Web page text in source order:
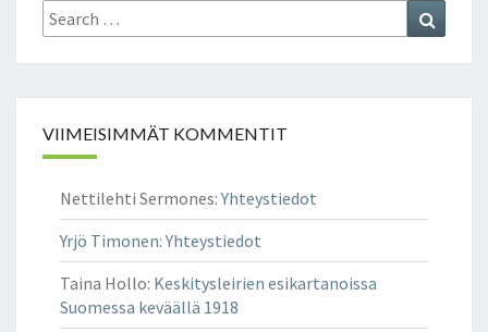
Search
for:
VIIMEISIMMÄT KOMMENTIT
Nettilehti Sermones:Yhteystiedot
Yrjö Timonen:Yhteystiedot
Taina Hollo: Keskitysleirien esikartanoissa
Suomessa keväällä 1918